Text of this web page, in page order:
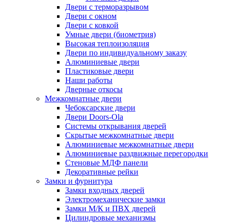
Двери с терморазрывом
Двери с окном
Двери с ковкой
Умные двери (биометрия)
Высокая теплоизоляция
Двери по индивидуальному заказу
Алюминиевые двери
Пластиковые двери
Наши работы
Дверные откосы
Межкомнатные двери
Чебоксарские двери
Двери Doors-Ola
Системы открывания дверей
Скрытые межкомнатные двери
Алюминиевые межкомнатные двери
Алюминиевые раздвижные перегородки
Стеновые МДФ панели
Декоративные рейки
Замки и фурнитура
Замки входных дверей
Электромеханические замки
Замки М/К и ПВХ дверей
Цилиндровые механизмы